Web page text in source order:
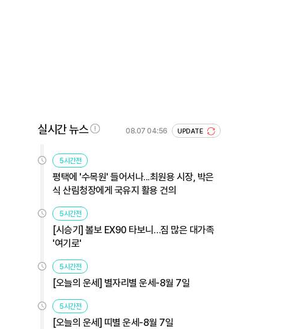
실시간 뉴스 08.07 04:56 UPDATE
5시간전
평택에 '수목원' 들어서나...최원용 시장, 박은
식 산림청장에게 국유지 활용 건의
5시간전
[시승기] 볼보 EX90 타보니…짐 많은 대가족
'여기로'
5시간전
[오늘의 운세] 별자리별 운세-8월 7일
5시간전
[오늘의 운세] 띠별 운세-8월 7일